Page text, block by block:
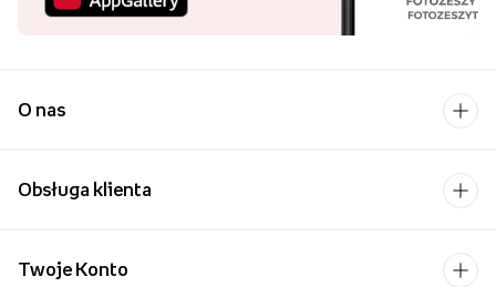
O nas
Obsługa klienta
Twoje Konto